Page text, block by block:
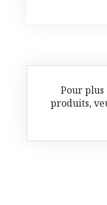
Pour
produits,